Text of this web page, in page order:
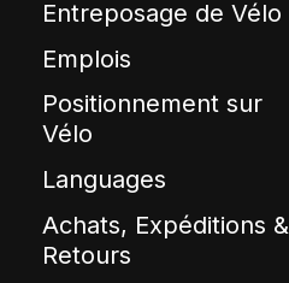
Entreposage de Vélo
Emplois
Positionnement sur
Vélo
Languages
Achats, Expéditions &
Retours